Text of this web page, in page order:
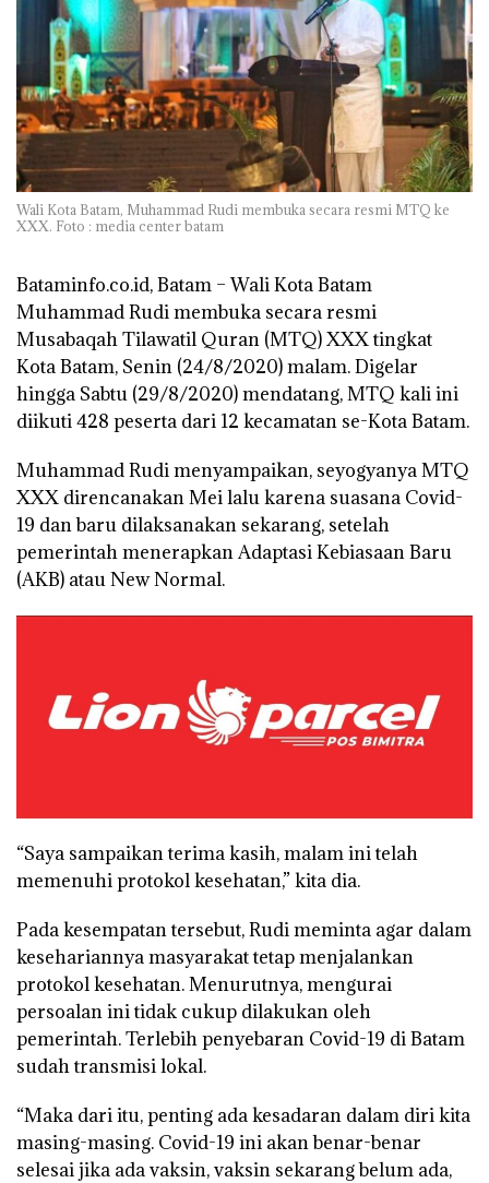
Wali Kota Batam, Muhammad Rudi membuka secara resmi MTQ ke
XXX. Foto : media center batam
Bataminfo.co.id, Batam –Wali Kota Batam
Muhammad Rudi membuka secara resmi
Musabaqah Tilawatil Quran (MTQ) XXX tingkat
Kota Batam, Senin (24/8/2020) malam. Digelar
hingga Sabtu (29/8/2020) mendatang, MTQ kali ini
diikuti 428 peserta dari 12 kecamatan se-Kota Batam.
Muhammad Rudi menyampaikan, seyogyanya MTQ
XXX direncanakan Mei lalu karena suasana Covid-
19 dan baru dilaksanakan sekarang, setelah
pemerintah menerapkan Adaptasi Kebiasaan Baru
(AKB) atau New Normal.
“Saya sampaikan terima kasih, malam ini telah
memenuhi protokol kesehatan,” kita dia.
Pada kesempatan tersebut, Rudi meminta agar dalam
kesehariannya masyarakat tetap menjalankan
protokol kesehatan. Menurutnya, mengurai
persoalan ini tidak cukup dilakukan oleh
pemerintah. Terlebih penyebaran Covid-19 di Batam
sudah transmisi lokal.
“Maka dari itu, penting ada kesadaran dalam diri kita
masing-masing. Covid-19 ini akan benar-benar
selesai jika ada vaksin, vaksin sekarang belum ada,